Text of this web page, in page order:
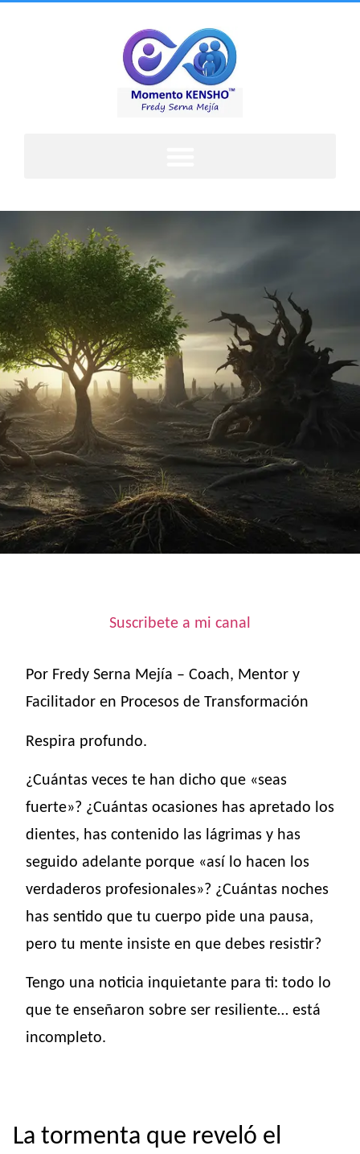
Suscribete a mi canal
Por Fredy Serna Mejía – Coach, Mentor y
Facilitador en Procesos de Transformación
Respira profundo.
¿Cuántas veces te han dicho que «seas
fuerte»? ¿Cuántas ocasiones has apretado los
dientes, has contenido las lágrimas y has
seguido adelante porque «así lo hacen los
verdaderos profesionales»? ¿Cuántas noches
has sentido que tu cuerpo pide una pausa,
pero tu mente insiste en que debes resistir?
Tengo una noticia inquietante para ti: todo lo
que te enseñaron sobre ser resiliente… está
incompleto.
La tormenta que reveló el